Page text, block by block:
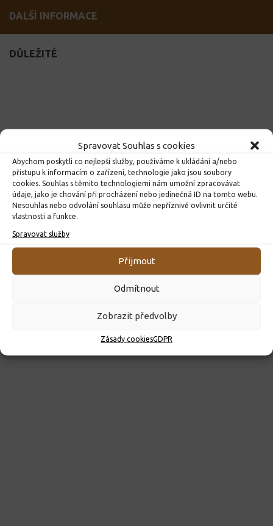
Spravovat Souhlas s cookies
Abychom poskytli co nejlepší služby, používáme k ukládání a/nebo
přístupu k informacím o zařízení, technologie jako jsou soubory
cookies. Souhlas s těmito technologiemi nám umožní zpracovávat
údaje, jako je chování při procházení nebo jedinečná ID na tomto webu.
Nesouhlas nebo odvolání souhlasu může nepříznivě ovlivnit určité
vlastnosti a funkce.
Spravovat služby
Přijmout
Odmítnout
Zobrazit předvolby
Zásady cookiesGDPR
DALŠÍ INFORMACE
DŮLEŽITÉ